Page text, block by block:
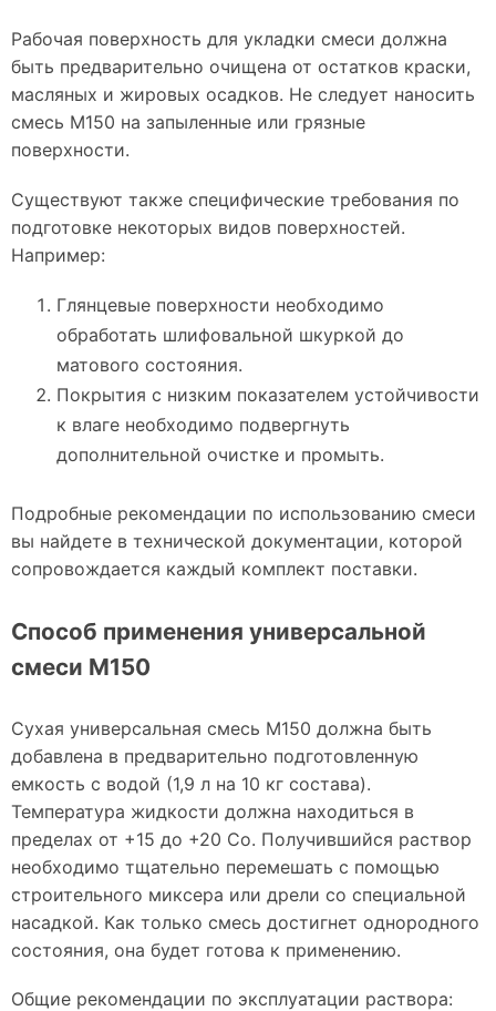
Рабочая поверхность для укладки смеси должна
быть предварительно очищена от остатков краски,
масляных и жировых осадков. Не следует наносить
смесь M150 на запыленные или грязные
поверхности.
Существуют также специфические требования по
подготовке некоторых видов поверхностей.
Например:
Глянцевые поверхности необходимо
обработать шлифовальной шкуркой до
матового состояния.
Покрытия с низким показателем устойчивости
к влаге необходимо подвергнуть
дополнительной очистке и промыть.
Подробные рекомендации по использованию смеси
вы найдете в технической документации, которой
сопровождается каждый комплект поставки.
Способ применения универсальной
смеси M150
Сухая универсальная смесь M150 должна быть
добавлена в предварительно подготовленную
емкость с водой (1,9 л на 10 кг состава).
Температура жидкости должна находиться в
пределах от +15 до +20 Co. Получившийся раствор
необходимо тщательно перемешать с помощью
строительного миксера или дрели со специальной
насадкой. Как только смесь достигнет однородного
состояния, она будет готова к применению.
Общие рекомендации по эксплуатации раствора: